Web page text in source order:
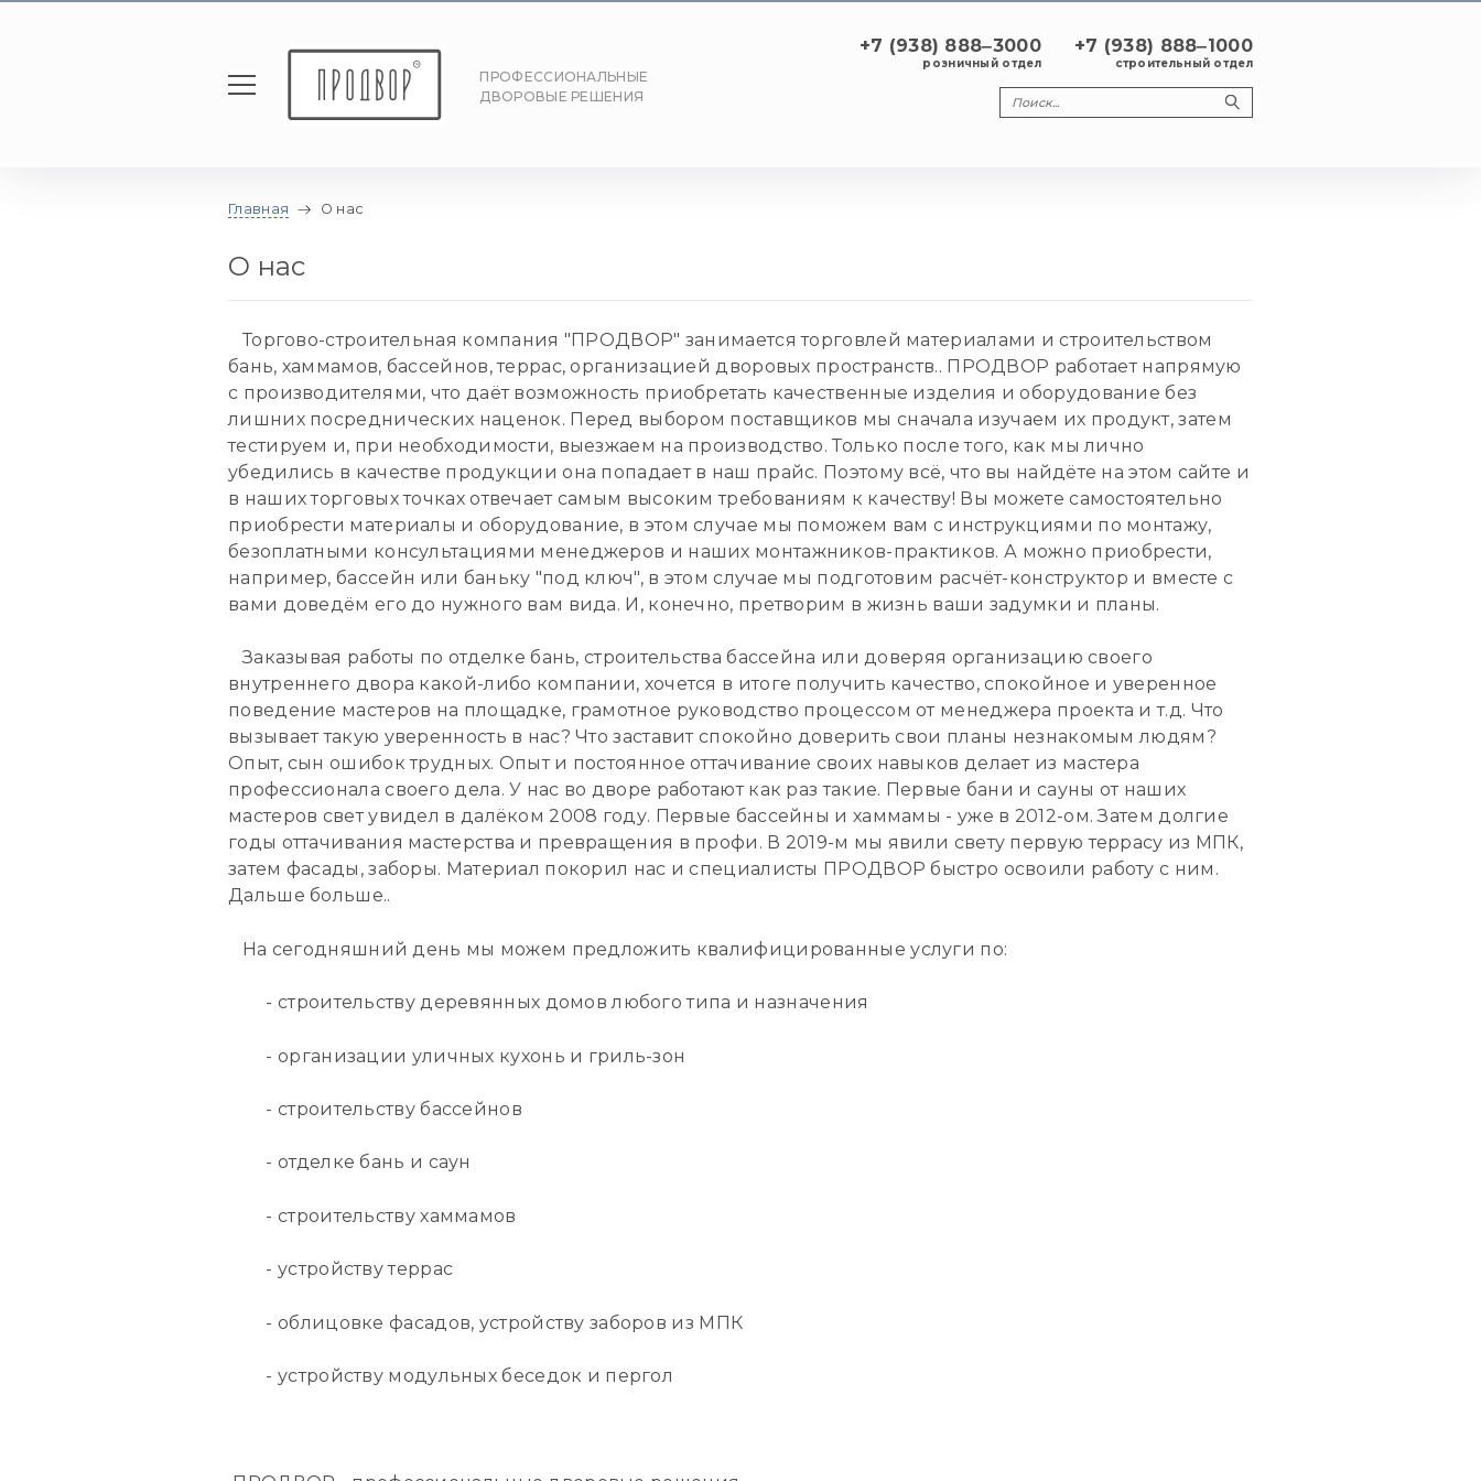
ПРОФЕССИОНАЛЬНЫЕ
ДВОРОВЫЕ РЕШЕНИЯ
+7 (938) 888‒3000
розничный отдел
+7 (938) 888‒1000
строительный отдел
Главная О нас
О нас
Торгово-строительная компания "ПРОДВОР" занимается торговлей материалами и строительством
бань, хаммамов, бассейнов, террас, организацией дворовых пространств.. ПРОДВОР работает напрямую
с производителями, что даёт возможность приобретать качественные изделия и оборудование без
лишних посреднических наценок. Перед выбором поставщиков мы сначала изучаем их продукт, затем
тестируем и, при необходимости, выезжаем на производство. Только после того, как мы лично
убедились в качестве продукции она попадает в наш прайс. Поэтому всё, что вы найдёте на этом сайте и
в наших торговых точках отвечает самым высоким требованиям к качеству! Вы можете самостоятельно
приобрести материалы и оборудование, в этом случае мы поможем вам с инструкциями по монтажу,
безоплатными консультациями менеджеров и наших монтажников-практиков. А можно приобрести,
например, бассейн или баньку "под ключ", в этом случае мы подготовим расчёт-конструктор и вместе с
вами доведём его до нужного вам вида. И, конечно, претворим в жизнь ваши задумки и планы.
Заказывая работы по отделке бань, строительства бассейна или доверяя организацию своего
внутреннего двора какой-либо компании, хочется в итоге получить качество, спокойное и уверенное
поведение мастеров на площадке, грамотное руководство процессом от менеджера проекта и т.д. Что
вызывает такую уверенность в нас? Что заставит спокойно доверить свои планы незнакомым людям?
Опыт, сын ошибок трудных. Опыт и постоянное оттачивание своих навыков делает из мастера
профессионала своего дела. У нас во дворе работают как раз такие. Первые бани и сауны от наших
мастеров свет увидел в далёком 2008 году. Первые бассейны и хаммамы - уже в 2012-ом. Затем долгие
годы оттачивания мастерства и превращения в профи. В 2019-м мы явили свету первую террасу из МПК,
затем фасады, заборы. Материал покорил нас и специалисты ПРОДВОР быстро освоили работу с ним.
Дальше больше..
На сегодняшний день мы можем предложить квалифицированные услуги по:
- строительству деревянных домов любого типа и назначения
- организации уличных кухонь и гриль-зон
- строительству бассейнов
- отделке бань и саун
- строительству хаммамов
- устройству террас
- облицовке фасадов, устройству заборов из МПК
- устройству модульных беседок и пергол